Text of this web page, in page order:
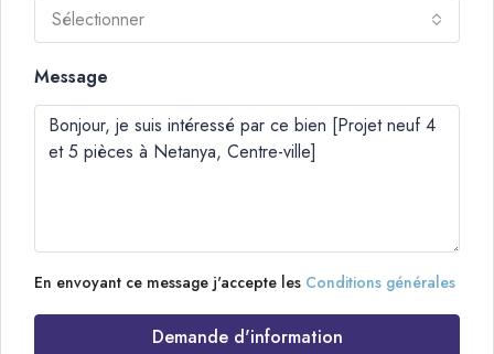
Sélectionner
Message
En envoyant ce message j'accepte les Conditions générales
Demande d'information